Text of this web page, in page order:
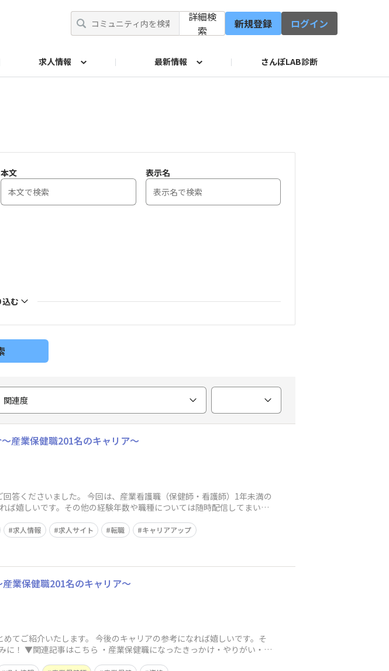
詳細検
索
新規登録 ログイン
求人情報 最新情報 さんぽLAB診断
本文 表示名
む
関連度
産業保健職201名のキャリア～
答くださいました。 今回は、産業看護職（保健師・看護師）1年未満の
嬉しいです。その他の経験年数や職種については随時配信してまいり
求人情報 求人サイト 転職 キャリアアップ
業保健職201名のキャリア～
てご紹介いたします。 今後のキャリアの参考になれば嬉しいです。そ
！ ▼関連記事はこちら ・産業保健職になったきっかけ・やりがい・今